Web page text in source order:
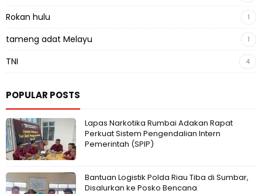
Rokan hulu 1
tameng adat Melayu 1
TNI 4
POPULAR POSTS
Lapas Narkotika Rumbai Adakan Rapat
Perkuat Sistem Pengendalian Intern
Pemerintah (SPIP)
Bantuan Logistik Polda Riau Tiba di Sumbar,
Disalurkan ke Posko Bencana